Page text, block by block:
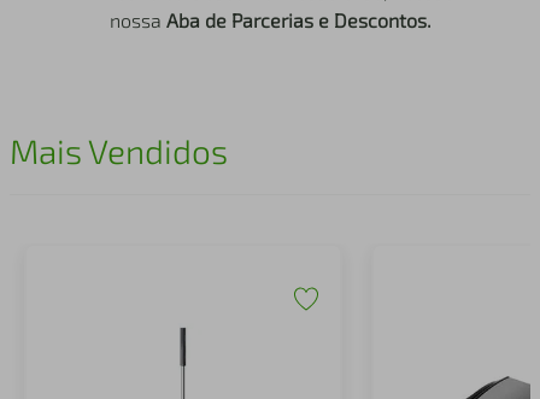
nossa Aba de Parcerias e Descontos.
Mais Vendidos